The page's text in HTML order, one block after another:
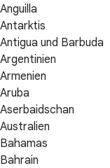
Anguilla
Antarktis
Antigua und Barbuda
Argentinien
Armenien
Aruba
Aserbaidschan
Australien
Bahamas
Bahrain